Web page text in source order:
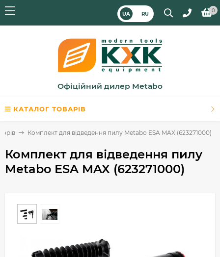
UA RU
0
Офіційний дилер Metabo
КАТАЛОГ ТОВАРІВ
Комплект для відведення пилу Metabo ESA MAX (623271000)
Комплект для відведення пилу
Metabo ESA MAX (623271000)